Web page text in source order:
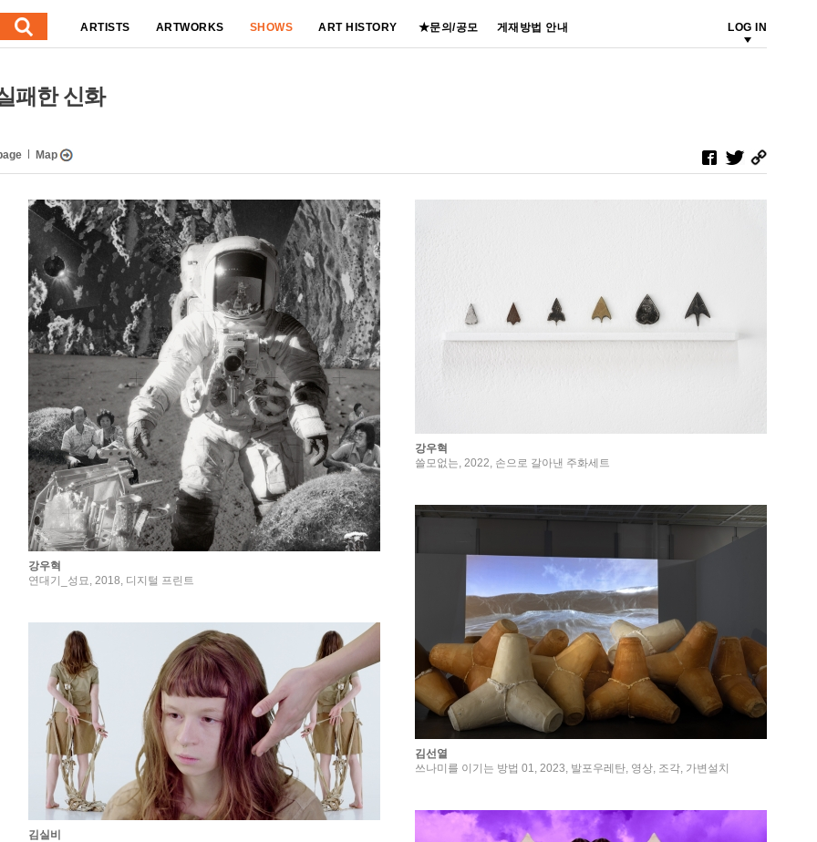
ARTISTS ARTWORKS SHOWS ART HISTORY ★문의/공모 게재방법 안내 LOG IN
패한 신화
Map
강우혁
연대기_성묘, 2018, 디지털 프린트
강우혁
쓸모없는, 2022, 손으로 갈아낸 주화세트
김선열
쓰나미를 이기는 방법 01, 2023, 발포우레탄, 영상, 조각, 가변설치
김실비